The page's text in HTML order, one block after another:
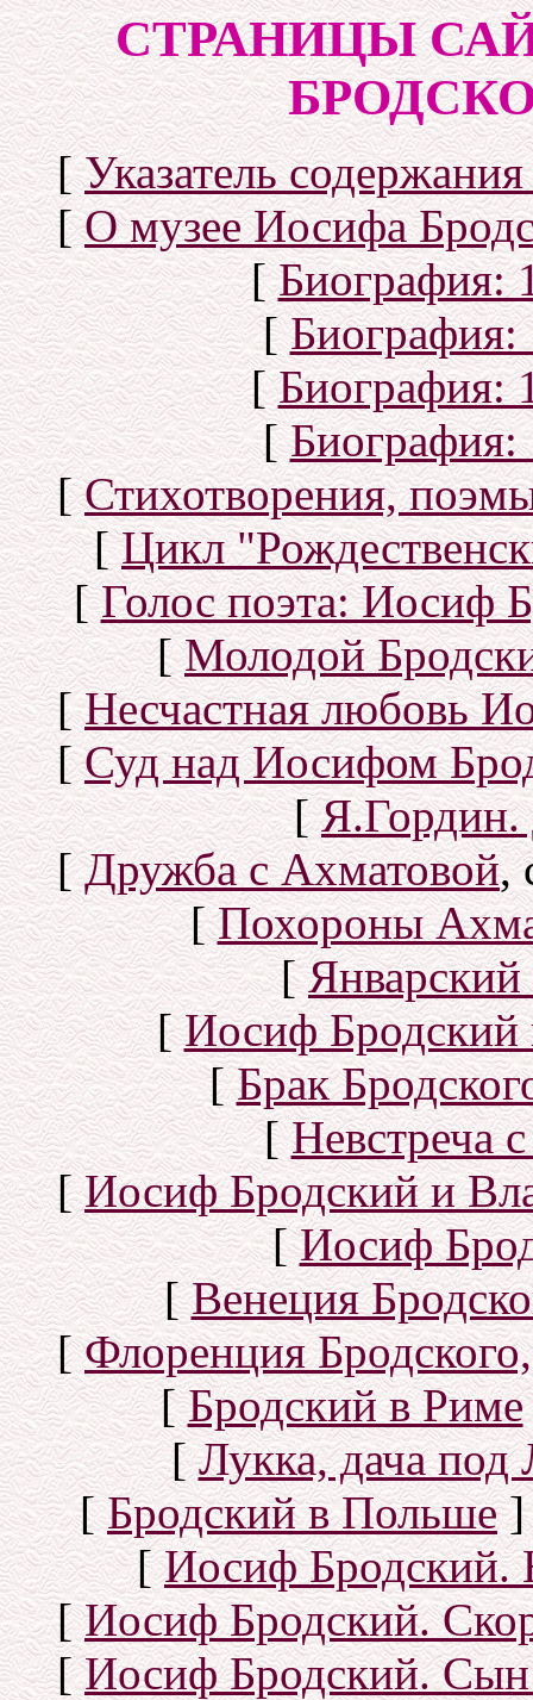
СТРАНИЦЫ
[Указатель
[О музее Иосифа
[Биография:
[Биография:
[Биография:
[Биография:
[Стихотворения,
[Цикл
[Голос поэта: Иосиф
[Молодой
[Несчастная любовь
[Суд над Иосифом
[Я.Гордин.
[Дружба с Ахматовой,
[Похороны
[Январский
[Иосиф Бродский
[Брак
[Невстреча
[Иосиф Бродский и
[Иосиф
[Венеция
[Флоренция
[Бродский в Риме
[Лукка, дача под
[Бродский в Польше]
[Иосиф Бродский.
[Иосиф Бродский.
[Иосиф Бродский.